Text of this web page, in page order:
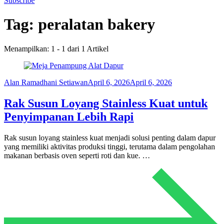
Tag: peralatan bakery
Menampilkan: 1 - 1 dari 1 Artikel
Alan Ramadhani SetiawanApril 6, 2026April 6, 2026
Rak Susun Loyang Stainless Kuat untuk
Penyimpanan Lebih Rapi
Rak susun loyang stainless kuat menjadi solusi penting dalam dapur
yang memiliki aktivitas produksi tinggi, terutama dalam pengolahan
makanan berbasis oven seperti roti dan kue. …